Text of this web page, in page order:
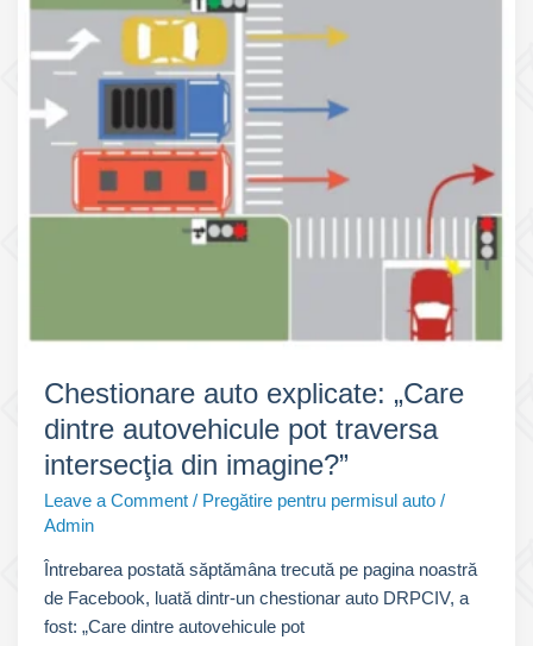
vor
circula
autovehiculele
prin
intersecţia
prezentată,
semafoarele
Chestionare auto explicate: „Care
dintre autovehicule pot traversa
intersecţia din imagine?”
Leave a Comment / Pregătire pentru permisul auto /
Admin
Întrebarea postată săptămâna trecută pe pagina noastră
de Facebook, luată dintr-un chestionar auto DRPCIV, a
fost: „Care dintre autovehicule pot